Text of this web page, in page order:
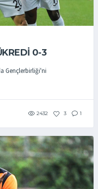
0-3
Gençlerbirliği'ni
2432 3 1